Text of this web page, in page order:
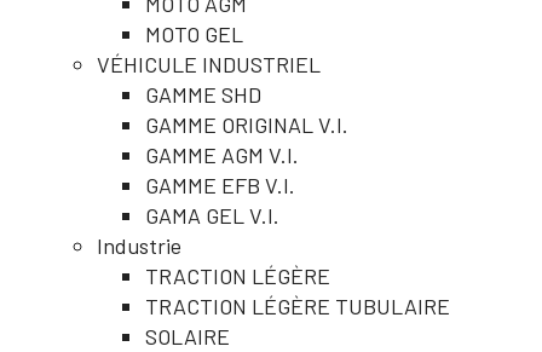
MOTO GEL
VÉHICULE INDUSTRIEL
GAMME SHD
GAMME ORIGINAL V.I.
GAMME AGM V.I.
GAMME EFB V.I.
GAMA GEL V.I.
Industrie
TRACTION LÉGÈRE
TRACTION LÉGÈRE TUBULAIRE
SOLAIRE